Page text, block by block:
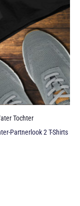
Tochter
Partnerlook 2 T-Shirts